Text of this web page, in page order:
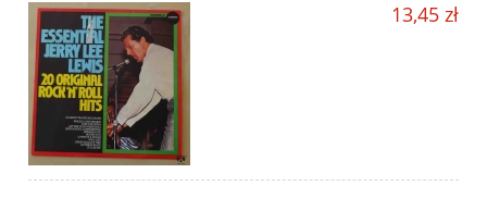
13,45 zł